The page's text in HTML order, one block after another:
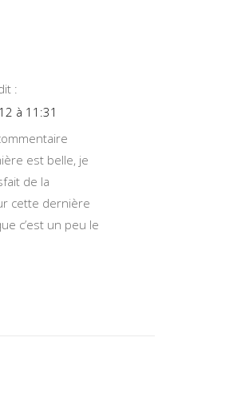
:
à 11:31
est belle, je
de la
cette dernière
c’est un peu le